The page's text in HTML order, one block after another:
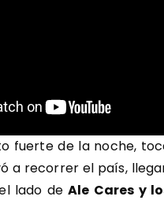
fuerte de la noche,
a recorrer el país,
lado deAle Cares y